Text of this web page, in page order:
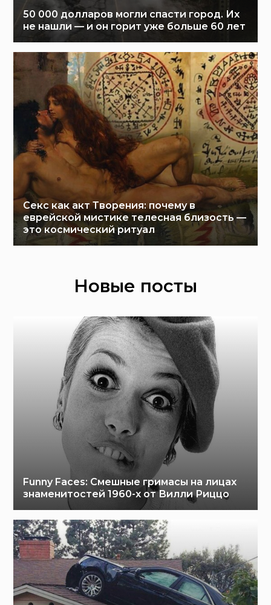
50 000 долларов могли спасти город. Их
не нашли — и он горит уже больше 60 лет
Секс как акт Творения: почему в
еврейской мистике телесная близость —
это космический ритуал
Новые посты
Funny Faces: Cмешные гримасы на лицах
знаменитостей 1960-х от Вилли Риццо